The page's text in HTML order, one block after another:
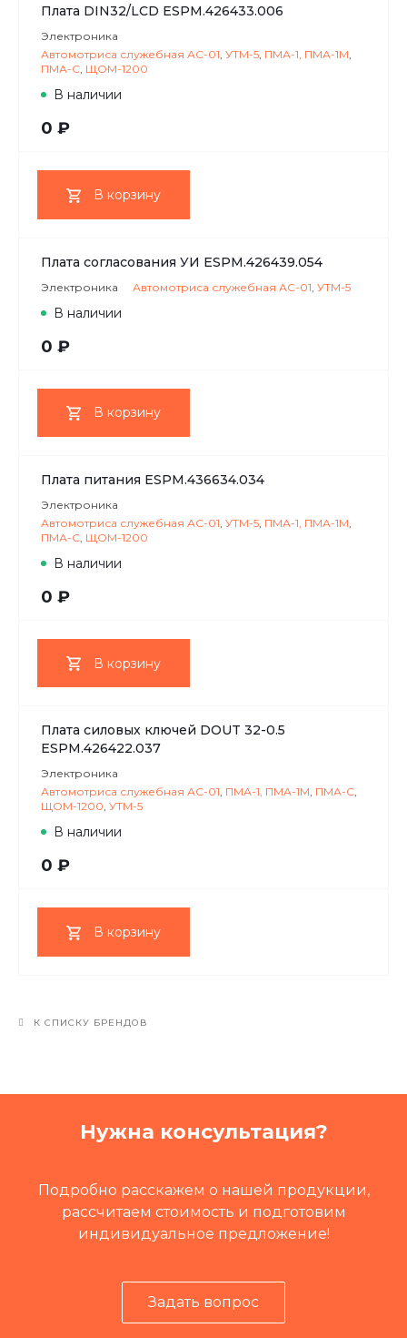
Плата DIN32/LCD ESPM.426433.006
Электроника
Автомотриса служебная АС-01, УТМ-5, ПМА-1, ПМА-1М,
ПМА-С, ЩОМ-1200
В наличии
0 ₽
В корзину
Плата согласования УИ ESPM.426439.054
Электроника Автомотриса служебная АС-01 УТМ-5
В наличии
0 ₽
В корзину
Плата питания ESPM.436634.034
Электроника
Автомотриса служебная АС-01, УТМ-5, ПМА-1, ПМА-1М,
ПМА-С, ЩОМ-1200
В наличии
0 ₽
В корзину
Плата силовых ключей DOUT 32-0.5
ESPM.426422.037
Электроника
Автомотриса служебная АС-01, ПМА-1, ПМА-1М, ПМА-С,
ЩОМ-1200, УТМ-5
В наличии
0 ₽
В корзину
К СПИСКУ БРЕНДОВ
Нужна консультация?
Подробно расскажем о нашей продукции,
рассчитаем стоимость и подготовим
индивидуальное предложение!
Задать вопрос